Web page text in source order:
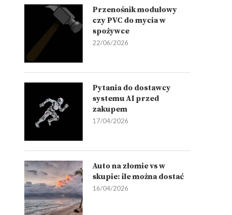
Przenośnik modułowy
czy PVC do mycia w
spożywce
22/06/2026
Pytania do dostawcy
systemu AI przed
zakupem
17/04/2026
Auto na złomie vs w
skupie: ile można dostać
16/04/2026